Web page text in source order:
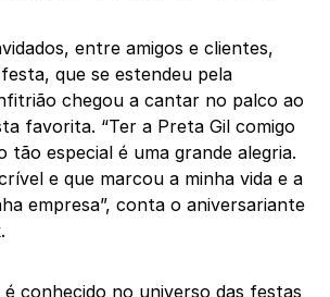
entre amigos e clientes,
que se estendeu pela
chegou a cantar no palco ao
favorita. “Ter a Preta Gil comigo
tão especial é uma grande alegria.
e que marcou a minha vida e a
empresa”, conta o aniversariante
conhecido no universo das festas